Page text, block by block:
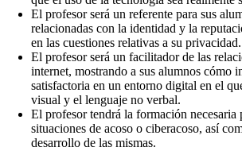
El profesor será un referente para sus
relacionadas con la identidad y la
en las cuestiones relativas a su privacidad.
El profesor será un facilitador de las
internet, mostrando a sus alumnos cómo
satisfactoria en un entorno digital en el
visual y el lenguaje no verbal.
El profesor tendrá la formación necesaria
situaciones de acoso o ciberacoso, así
desarrollo de las mismas.